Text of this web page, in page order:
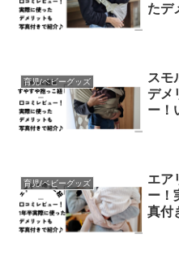
たデ
育児/ベビーグッズ
スモ
デメ
ー！
育児/ベビーグッズ
エア
ー！
真付